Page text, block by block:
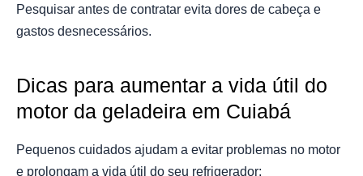
Pesquisar antes de contratar evita dores de cabeça e
gastos desnecessários.
Dicas para aumentar a vida útil do
motor da geladeira em Cuiabá
Pequenos cuidados ajudam a evitar problemas no motor
e prolongam a vida útil do seu refrigerador: